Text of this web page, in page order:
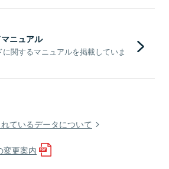
ニュアル
関するマニュアルを掲載していま
ているデータについて
変更案内